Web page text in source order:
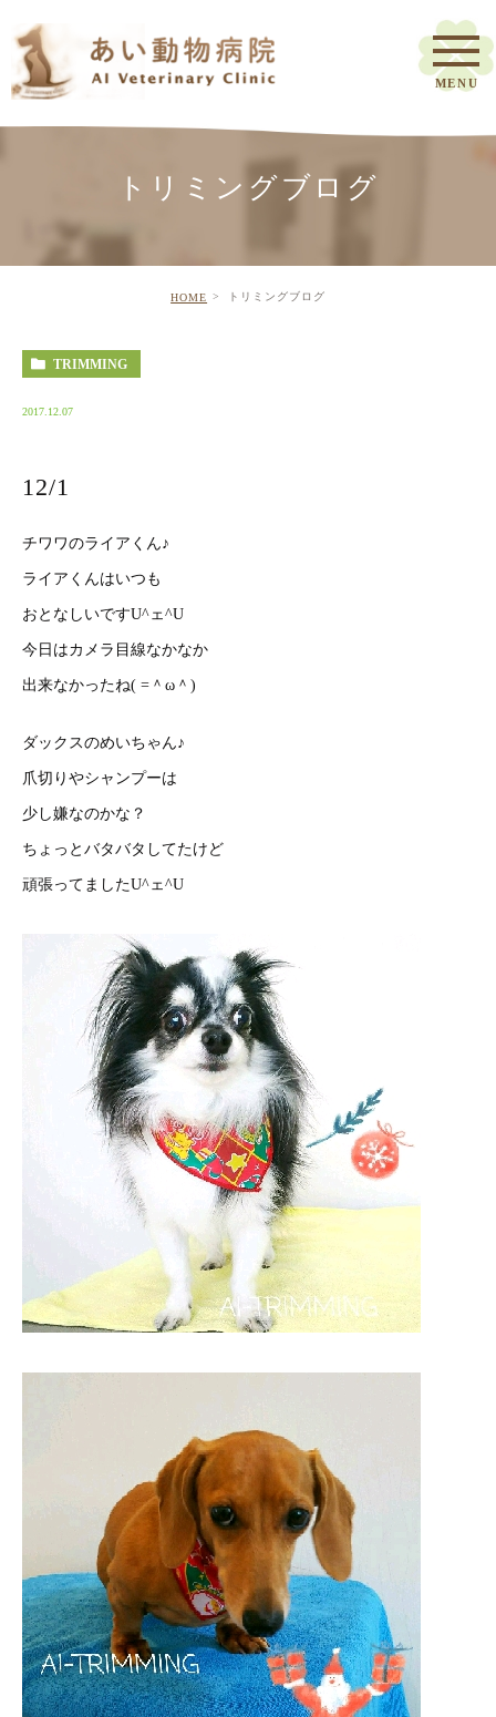
トリミングブログ
HOME トリミングブログ
TRIMMING
2017.12.07
12/1
チワワのライアくん♪
ライアくんはいつも
おとなしいですU^ェ^U
今日はカメラ目線なかなか
出来なかったね( =＾ω＾)
ダックスのめいちゃん♪
爪切りやシャンプーは
少し嫌なのかな？
ちょっとバタバタしてたけど
頑張ってましたU^ェ^U